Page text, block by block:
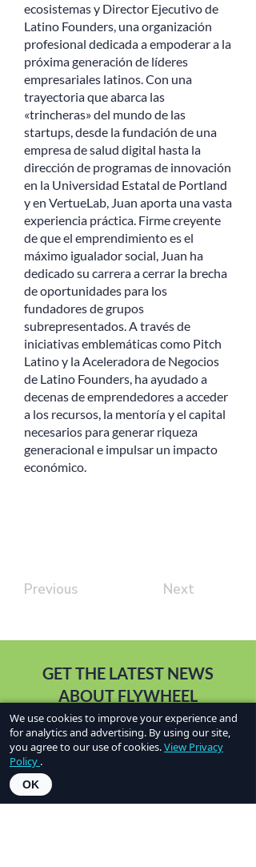
ecosistemas y Director Ejecutivo de
Latino Founders, una organización
profesional dedicada a empoderar a la
próxima generación de líderes
empresariales latinos. Con una
trayectoria que abarca las
«trincheras» del mundo de las
startups, desde la fundación de una
empresa de salud digital hasta la
dirección de programas de innovación
en la Universidad Estatal de Portland
y en VertueLab, Juan aporta una vasta
experiencia práctica. Firme creyente
de que el emprendimiento es el
máximo igualador social, Juan ha
dedicado su carrera a cerrar la brecha
de oportunidades para los
fundadores de grupos
subrepresentados. A través de
iniciativas emblemáticas como Pitch
Latino y la Aceleradora de Negocios
de Latino Founders, ha ayudado a
decenas de emprendedores a acceder
a los recursos, la mentoría y el capital
necesarios para generar riqueza
generacional e impulsar un impacto
económico.
Previous Next
GET THE LATEST NEWS
ABOUT FLYWHEEL
SUBSCRIBE
ATTEND
We use cookies to improve your experience and
for analytics and advertising. By using our site,
you agree to our use of cookies.View Privacy
Policy .
OK